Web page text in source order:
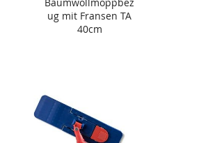
ug mit Fransen TA
40cm